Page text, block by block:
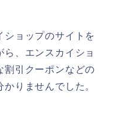
ショップのサイトを
、エンスカイショ
割引クーポンなどの
りませんでした。